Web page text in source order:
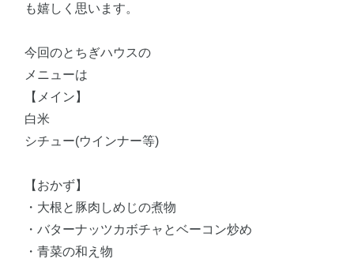
も嬉しく思います。
今回のとちぎハウスの
メニューは
【メイン】
白米
シチュー(ウインナー等)
【おかず】
・大根と豚肉しめじの煮物
・バターナッツカボチャとベーコン炒め
・青菜の和え物